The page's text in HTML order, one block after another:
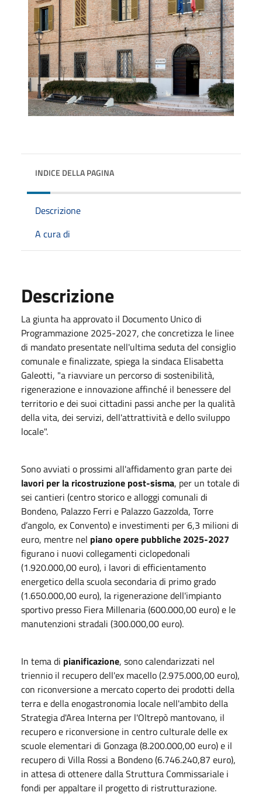
INDICE DELLA PAGINA
Descrizione
A cura di
Descrizione
La giunta ha approvato il Documento Unico di
Programmazione 2025-2027, che concretizza le linee
di mandato presentate nell'ultima seduta del consiglio
comunale e finalizzate, spiega la sindaca Elisabetta
Galeotti, "a riavviare un percorso di sostenibilità,
rigenerazione e innovazione affinché il benessere del
territorio e dei suoi cittadini passi anche per la qualità
della vita, dei servizi, dell'attrattività e dello sviluppo
locale".
Sono avviati o prossimi all'affidamento gran parte dei
lavori per la ricostruzione post-sisma, per un totale di
sei cantieri (centro storico e alloggi comunali di
Bondeno, Palazzo Ferri e Palazzo Gazzolda, Torre
d’angolo, ex Convento) e investimenti per 6,3 milioni di
euro, mentre nel piano opere pubbliche 2025-2027
figurano i nuovi collegamenti ciclopedonali
(1.920.000,00 euro), i lavori di efficientamento
energetico della scuola secondaria di primo grado
(1.650.000,00 euro), la rigenerazione dell'impianto
sportivo presso Fiera Millenaria (600.000,00 euro) e le
manutenzioni stradali (300.000,00 euro).
In tema di pianificazione, sono calendarizzati nel
triennio il recupero dell'ex macello (2.975.000,00 euro),
con riconversione a mercato coperto dei prodotti della
terra e della enogastronomia locale nell'ambito della
Strategia d'Area Interna per l'Oltrepò mantovano, il
recupero e riconversione in centro culturale delle ex
scuole elementari di Gonzaga (8.200.000,00 euro) e il
recupero di Villa Rossi a Bondeno (6.746.240,87 euro),
in attesa di ottenere dalla Struttura Commissariale i
fondi per appaltare il progetto di ristrutturazione.